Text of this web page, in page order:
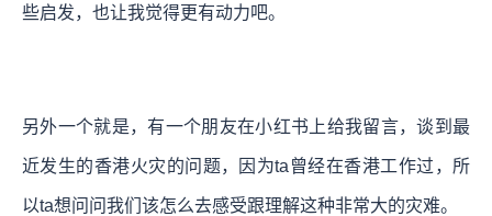
些启发，也让我觉得更有动力吧。
另外一个就是，有一个朋友在小红书上给我留言，谈到最
近发生的香港火灾的问题，因为ta曾经在香港工作过，所
以ta想问问我们该怎么去感受跟理解这种非常大的灾难。